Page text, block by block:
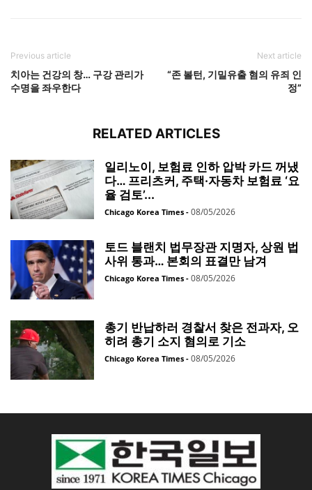
Previous article
치아는 건강의 창… 구강 관리가
수명을 좌우한다
Next article
“존 볼턴, 기밀유출 혐의 유죄 인
정”
RELATED ARTICLES
일리노이, 보험료 인하 압박 카드 꺼냈
다… 프리츠커, 주택·자동차 보험료 ‘요
율 검토’...
Chicago Korea Times - 08/05/2026
토드 블랜치 법무장관 지명자, 상원 법
사위 통과… 본회의 표결만 남겨
Chicago Korea Times - 08/05/2026
총기 반납하러 경찰서 찾은 전과자, 오
히려 총기 소지 혐의로 기소
Chicago Korea Times - 08/05/2026